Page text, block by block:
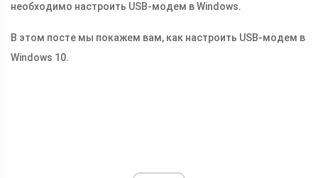
необходимо настроить USB-модем в Windows.
В этом посте мы покажем вам, как настроить USB-модем в
Windows 10.